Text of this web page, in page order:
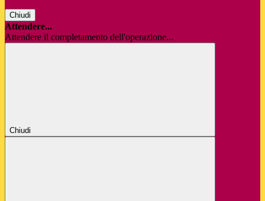
Chiudi
Attendere...
Attendere il completamento dell'operazione...
Chiudi